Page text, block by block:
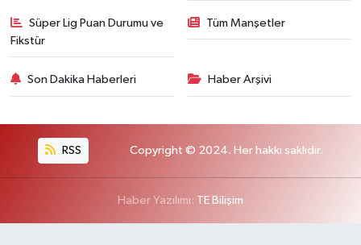
Süper Lig Puan Durumu ve
Fikstür
Tüm Manşetler
Son Dakika Haberleri Haber Arşivi
RSS Copyright © 2024. Her hakkı saklıdır.
Haber Yazılımı: TE Bilişim